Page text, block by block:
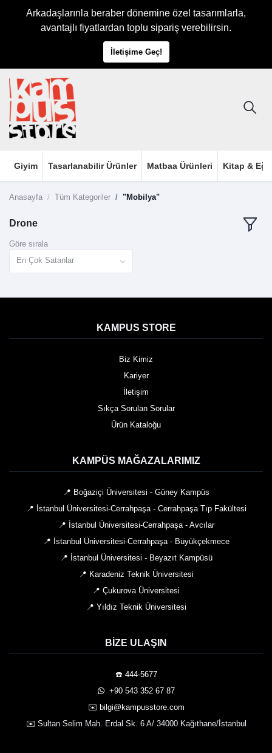
Arkadaşlarınla beraber dönemine özel tasarımlarla,
avantajlı fiyatlardan toplu sipariş verebilirsin.
İletişime Geç!
Giyim Tasarlanabilir Ürünler Matbaa Ürünleri Kitap &
Anasayfa Tüm Kategoriler "Mobilya"
Drone
Göre sırala
En Çok Satanlar
KAMPUS STORE
Biz Kimiz
Kariyer
İletişim
Sıkça Sorulan Sorular
Ürün Kataloğu
KAMPÜS MAĞAZALARIMIZ
📍 Boğaziçi Üniversitesi - Güney Kampüs
📍 İstanbul Üniversitesi-Cerrahpaşa - Cerrahpaşa Tıp Fakültesi
📍 İstanbul Üniversitesi-Cerrahpaşa - Avcılar
📍 İstanbul Üniversitesi-Cerrahpaşa - Büyükçekmece
📍 İstanbul Üniversitesi - Beyazıt Kampüsü
📍 Karadeniz Teknik Üniversitesi
📍 Çukurova Üniversitesi
📍 Yıldız Teknik Üniversitesi
BIZE ULAŞIN
☎️ 444-5677
️ +90 543 352 67 87
✉️ bilgi@kampusstore.com
✉️ Sultan Selim Mah. Erdal Sk. 6 A/ 34000 Kağıthane/İstanbul